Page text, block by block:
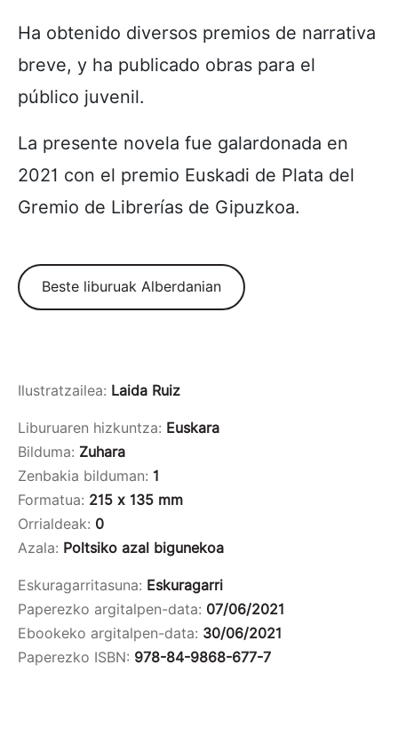
Ha obtenido diversos premios de narrativa
breve, y ha publicado obras para el
público juvenil.
La presente novela fue galardonada en
2021 con el premio Euskadi de Plata del
Gremio de Librerías de Gipuzkoa.
Beste liburuak Alberdanian
Ilustratzailea: Laida Ruiz
Liburuaren hizkuntza: Euskara
Bilduma: Zuhara
Zenbakia bilduman: 1
Formatua: 215 x 135 mm
Orrialdeak: 0
Azala: Poltsiko azal bigunekoa
Eskuragarritasuna: Eskuragarri
Paperezko argitalpen-data: 07/06/2021
Ebookeko argitalpen-data: 30/06/2021
Paperezko ISBN: 978-84-9868-677-7